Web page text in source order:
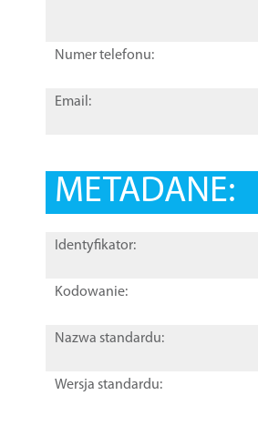
Numer telefonu:
Email:
METADANE:
Identyfikator:
Kodowanie:
Nazwa standardu:
Wersja standardu: